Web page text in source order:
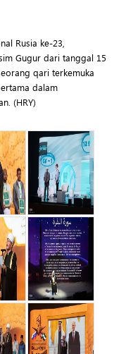
Rusia ke-23,
Gugur dari tanggal 15
qari terkemuka
dalam
(HRY)